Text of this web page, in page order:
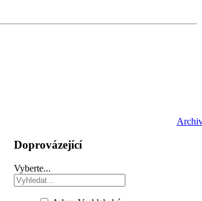
Doprovázející
Vyberte...